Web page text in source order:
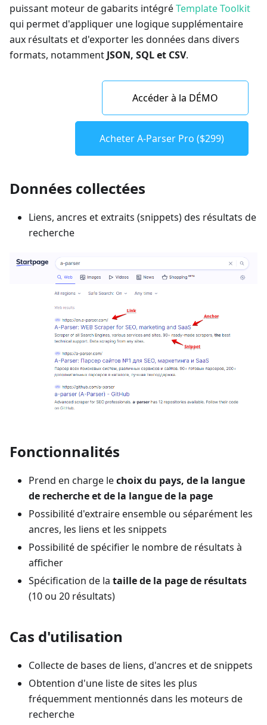
puissant moteur de gabarits intégréTemplate Toolkit
qui permet d'appliquer une logique supplémentaire
aux résultats et d'exporter les données dans divers
formats, notamment JSON, SQL et CSV.
Accéder à la DÉMO
Acheter A-Parser Pro ($299)
Données collectées
Liens, ancres et extraits (snippets) des résultats de
recherche
Fonctionnalités
Prend en charge lechoix du pays, de la langue
de recherche et de la langue de la page
Possibilité d'extraire ensemble ou séparément les
ancres, les liens et les snippets
Possibilité de spécifier le nombre de résultats à
afficher
Spécification de la taille de la page de résultats
(10 ou 20 résultats)
Cas d'utilisation
Collecte de bases de liens, d'ancres et de snippets
Obtention d'une liste de sites les plus
fréquemment mentionnés dans les moteurs de
recherche